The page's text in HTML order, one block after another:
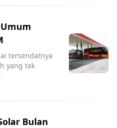
tersendatnya
yang tak
Bulan